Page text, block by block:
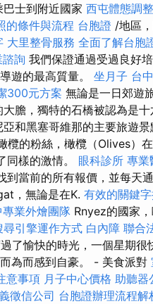
士到附近國家 西屯體態調整
的條件與流程 台胞證 /地區
大里整骨服務 全面了解台胞
詢 我們保證通過受過良好
遊的最高質量。 坐月子 台
300元方案 無論是一日郊遊
膽，獨特的石橋被認為是
和黑塞哥維那的主要旅遊
的粉絲，橄欖（Olives）
同樣的激情。 眼科診所 專業
當前的所有報價，並每天
，無論是在K. 有效的關鍵
專業外燴團隊 Rnyez的國家
尋引擎運作方式 白內障 聯合
了愉快的時光，一個星期很
為而感到自豪。 - 美食派對
意事項 月子中心價格 助聽器
徵信公司 台胞證辦理流程解